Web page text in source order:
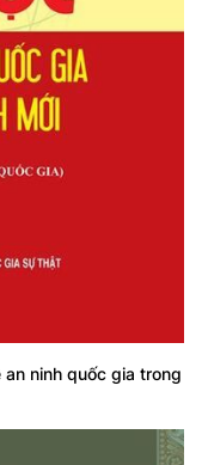
ninh quốc gia trong